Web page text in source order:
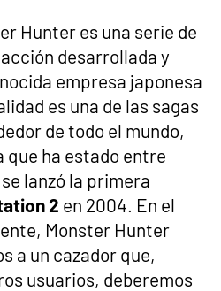
Hunter es una serie de
desarrollada y
empresa japonesa
es una de las sagas
de todo el mundo,
que ha estado entre
lanzó la primera
2 en 2004. En el
Monster Hunter
a un cazador que,
usuarios, deberemos